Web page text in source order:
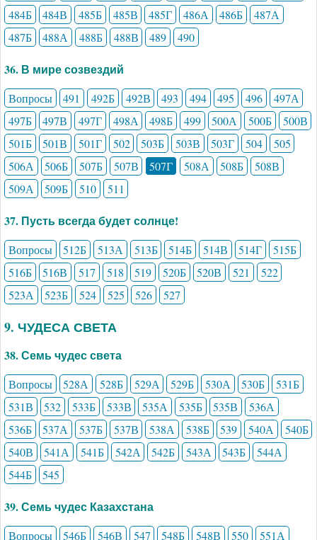
484Б
484В 485Б 485В 485Г 486А 486Б
487А
487Б
488А 488Б 488В 489 490
36. В мире созвездий
Вопросы 491 492Б 492В 493 494 495 496
497А
497Б
497В 497Г 498А 498Б 499 500А 500Б
500В
501Б
501В 501Г 502 503Б 503В 503Г 504
505
506А
506Б 507Б 507В 507Г 508А 508Б
508В
509А
509Б 510 511
37. Пусть всегда будет солнце!
Вопросы 512Б 513А 513Б 514Б 514В 514Г
515Б
516Б
516В 517 518 519 520Б 520В 521
522
523А
523Б 524 525 526 527
9. ЧУДЕСА СВЕТА
38. Семь чудес света
Вопросы 528А 528Б 529А 529Б 530А 530Б
531Б
531В
532 533Б 533В 535А 535Б 535В
536А
536Б
537А 537Б 537В 538А 538Б 539 540А
540Б
540В
541А 541Б 542А 542Б 543А 543Б
544А
544Б
545
39. Семь чудес Казахстана
Вопросы 546Б 546В 547 548Б 548В 550 551А